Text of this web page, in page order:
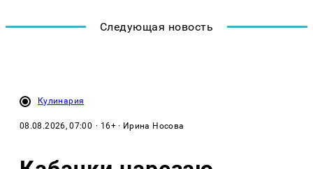
Следующая новость
Кулинария
08.08.2026, 07:00 · 16+ · Ирина Носова